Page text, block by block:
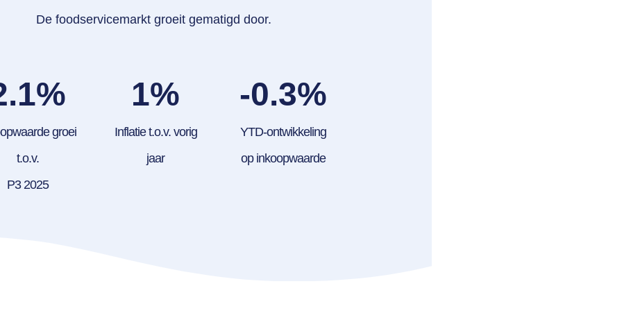
De foodservicemarkt groeit gematigd door.
%
groei
t.o.v.
P3 2025
1%
Inflatie t.o.v. vorig
jaar
-0.3%
YTD-ontwikkeling
op inkoopwaarde